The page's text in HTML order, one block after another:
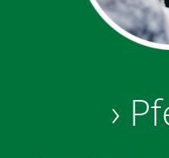
›